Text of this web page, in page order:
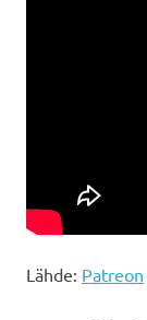
Lähde: Patreon